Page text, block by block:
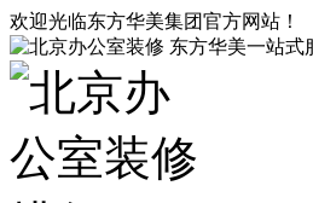
欢迎光临东方华美集团官方网站！
东方华美一站式